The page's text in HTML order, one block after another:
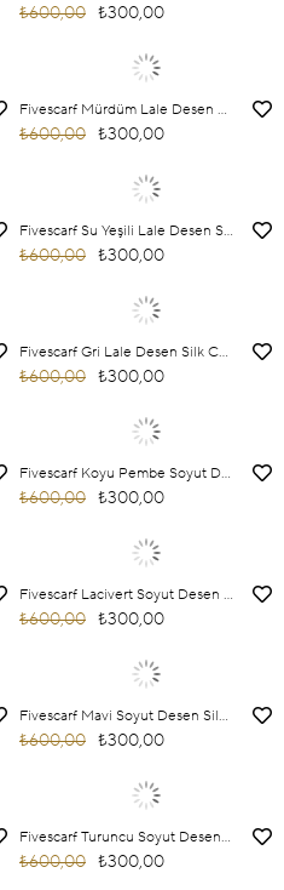
₺300,00
₺600,00
Fivescarf Mürdüm Lale Desen Silk Coton Eşarp
₺300,00
₺600,00
Fivescarf Su Yeşili Lale Desen Silk Coton Eşarp
₺300,00
₺600,00
Fivescarf Gri Lale Desen Silk Coton Eşarp
₺300,00
₺600,00
Fivescarf Koyu Pembe Soyut Desen Silk Coton Eşarp
₺300,00
₺600,00
Fivescarf Lacivert Soyut Desen Silk Coton Eşarp
₺300,00
₺600,00
Fivescarf Mavi Soyut Desen Silk Coton Eşarp
₺300,00
₺600,00
Fivescarf Turuncu Soyut Desen Silk Coton Eşarp
₺300,00
₺600,00